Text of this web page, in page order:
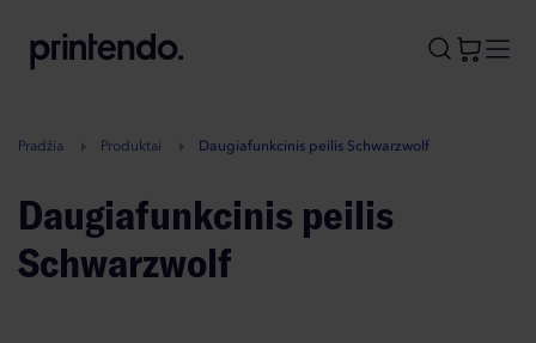
A
Pradžia Produktai Daugiafunkcinis peilis Schwarzwolf
Daugiafunkcinis peilis
Schwarzwolf